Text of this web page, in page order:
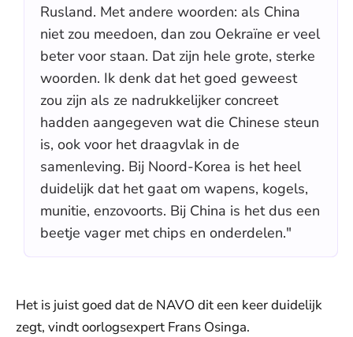
Rusland. Met andere woorden: als China
niet zou meedoen, dan zou Oekraïne er veel
beter voor staan. Dat zijn hele grote, sterke
woorden. Ik denk dat het goed geweest
zou zijn als ze nadrukkelijker concreet
hadden aangegeven wat die Chinese steun
is, ook voor het draagvlak in de
samenleving. Bij Noord-Korea is het heel
duidelijk dat het gaat om wapens, kogels,
munitie, enzovoorts. Bij China is het dus een
beetje vager met chips en onderdelen."
Het is juist goed dat de NAVO dit een keer duidelijk
zegt, vindt oorlogsexpert Frans Osinga.